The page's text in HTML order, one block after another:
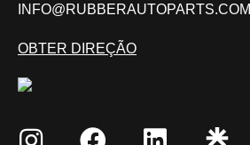
INFO@RUBBERAUTOPARTS.COM
OBTER DIREÇÃO